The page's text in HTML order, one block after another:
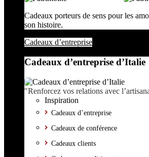
Cadeaux porteurs de sens pour les
son histoire.
Cadeaux d’entreprise
Cadeaux d’entreprise d’Italie
"Renforcez vos relations avec
Inspiration
Cadeaux d’entreprise
Cadeaux de conférence
Cadeaux clients